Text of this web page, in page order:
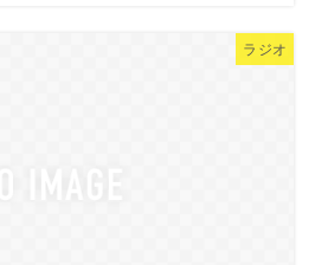
ラジオ